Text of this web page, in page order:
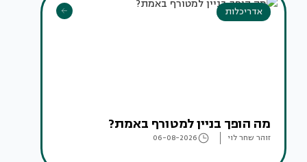
אדריכלות
מה הופך בניין למטורף באמת?
זוהר שחר לוי 06-08-2026